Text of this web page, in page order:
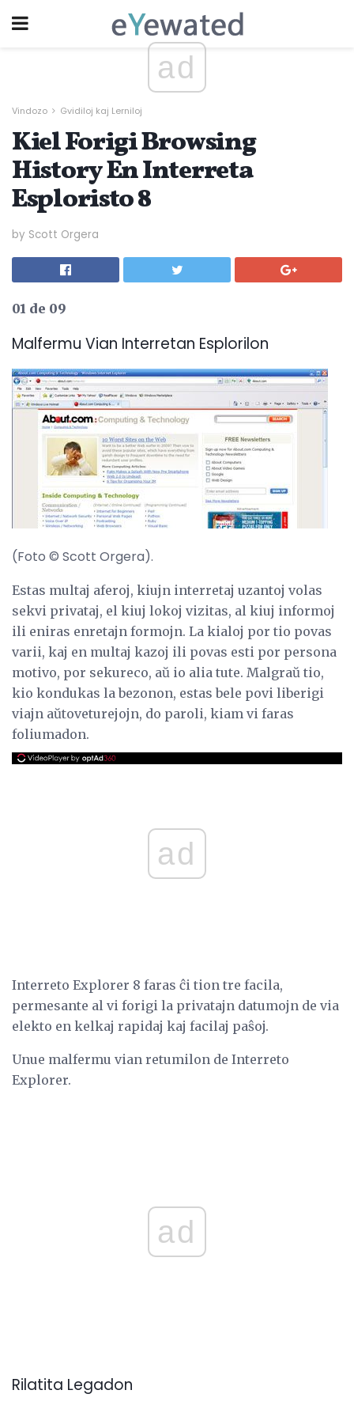
ad
Vindozo Gvidiloj kaj Lerniloj
Kiel Forigi Browsing
History En Interreta
Esploristo 8
by Scott Orgera
01 de 09
Malfermu Vian Interretan Esplorilon
(Foto © Scott Orgera).
Estas multaj aferoj, kiujn interretaj uzantoj volas
sekvi privataj, el kiuj lokoj vizitas, al kiuj informoj
ili eniras enretajn formojn. La kialoj por tio povas
varii, kaj en multaj kazoj ili povas esti por persona
motivo, por sekureco, aŭ io alia tute. Malgraŭ tio,
kio kondukas la bezonon, estas bele povi liberigi
viajn aŭtoveturejojn, do paroli, kiam vi faras
foliumadon.
ad
Interreto Explorer 8 faras ĉi tion tre facila,
permesante al vi forigi la privatajn datumojn de via
elekto en kelkaj rapidaj kaj facilaj paŝoj.
Unue malfermu vian retumilon de Interreto
Explorer.
ad
Rilatita Legadon